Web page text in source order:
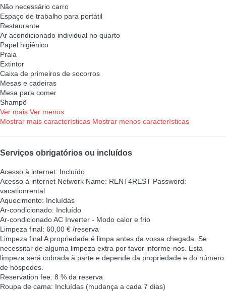
Não necessário carro
Espaço de trabalho para portátil
Restaurante
Ar acondicionado individual no quarto
Papel higiênico
Praia
Extintor
Caixa de primeiros de socorros
Mesas e cadeiras
Mesa para comer
Shampô
Ver mais Ver menos
Mostrar mais características Mostrar menos características
Serviços obrigatórios ou incluídos
Acesso à internet: Incluído
Acesso à internet Network Name: RENT4REST Password:
vacationrental
Aquecimento: Incluídas
Ar-condicionado: Incluído
Ar-condicionadoAC Inverter - Modo calor e frio
Limpeza final: 60,00 € /reserva
Limpeza finalA propriedade é limpa antes da vossa chegada. Se
necessitar de alguma limpeza extra por favor informe-nos. Esta
limpeza será cobrada à parte e depende da propriedade e do número
de hóspedes.
Reservation fee: 8 % da reserva
Roupa de cama: Incluídas (mudança a cada 7 dias)